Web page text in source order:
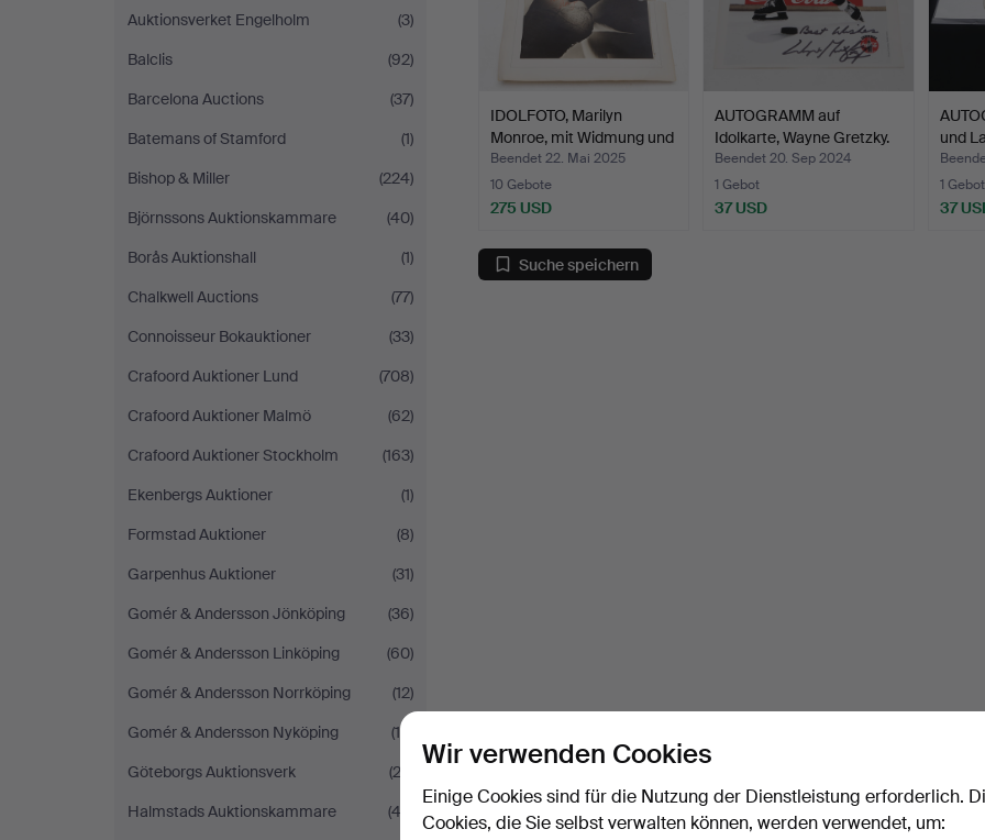
Auktionsverket Engelholm
(3)
Balclis
(92)
Barcelona Auctions
(37)
Batemans of Stamford
(1)
Bishop & Miller
(224)
Björnssons Auktionskammare
(40)
Borås Auktionshall
(1)
Chalkwell Auctions
(77)
Connoisseur Bokauktioner
(33)
Crafoord Auktioner Lund
(708)
Crafoord Auktioner Malmö
(62)
Crafoord Auktioner Stockholm
(163)
Ekenbergs Auktioner
(1)
Formstad Auktioner
(8)
Garpenhus Auktioner
(31)
Gomér & Andersson Jönköping
(36)
Gomér & Andersson Linköping
(60)
Gomér & Andersson Norrköping
(12)
Gomér & Andersson Nyköping
(14)
Göteborgs Auktionsverk
(23)
Halmstads Auktionskammare
(42)
IDOLFOTO, Marilyn
Monroe, mit Widmung und
…
Beendet 22. Mai 2025
10 Gebote
275 USD
AUTOGRAMM auf
Idolkarte, Wayne Gretzky.
Beendet 20. Sep 2024
1 Gebot
37 USD
und
1 Gebot
37
Suche speichern
Wir verwenden Cookies
Einige Cookies sind für die Nutzung der Dienstleistung erforderlich.
Cookies, die Sie selbst verwalten können, werden verwendet, um: